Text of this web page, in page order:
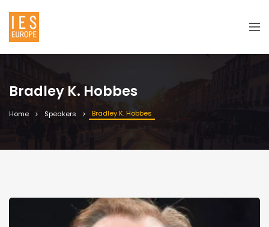
Bradley K. Hobbes
Home Speakers Bradley K. Hobbes